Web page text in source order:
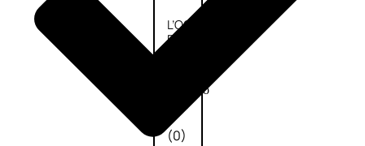
L’OCCITANE
EDT
Valutato
su
5
(0)